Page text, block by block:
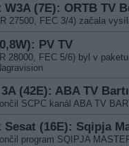
(7E): ORTB TV
27500, FEC 3/4) začala
PV TV
28000, FEC 5/6) byl v
(42E): ABA TV
SCPC kanál ABA TV
Sesat (16E): Sqipja
program SQIPJA